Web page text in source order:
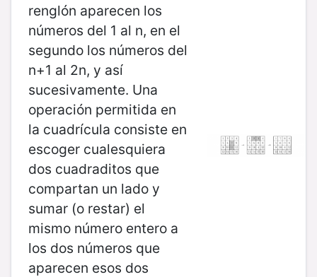
renglón aparecen los
números del 1 al n, en el
segundo los números del
n+1 al 2n, y así
sucesivamente. Una
operación permitida en
la cuadrícula consiste en
escoger cualesquiera
dos cuadraditos que
compartan un lado y
sumar (o restar) el
mismo número entero a
los dos números que
aparecen esos dos